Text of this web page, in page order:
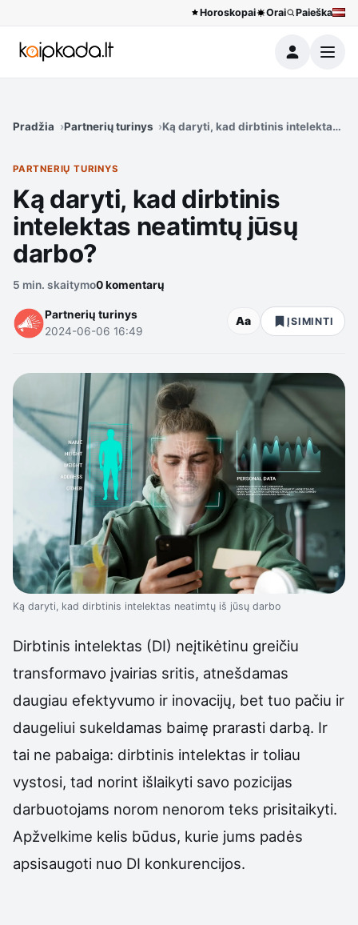
Horoskopai Orai Paieška
Meniu
Pradžia Partnerių turinys Ką daryti, kad dirbtinis intelektas
PARTNERIŲ TURINYS
Ką daryti, kad dirbtinis
intelektas neatimtų jūsų
darbo?
5 min. skaitymo0 komentarų
Partnerių turinys
2024-06-06 16:49
Aa ĮSIMINTI
Ką daryti, kad dirbtinis intelektas neatimtų iš jūsų darbo
Dirbtinis intelektas (DI) neįtikėtinu greičiu
transformavo įvairias sritis, atnešdamas
daugiau efektyvumo ir inovacijų, bet tuo pačiu ir
daugeliui sukeldamas baimę prarasti darbą. Ir
tai ne pabaiga: dirbtinis intelektas ir toliau
vystosi, tad norint išlaikyti savo pozicijas
darbuotojams norom nenorom teks prisitaikyti.
Apžvelkime kelis būdus, kurie jums padės
apsisaugoti nuo DI konkurencijos.